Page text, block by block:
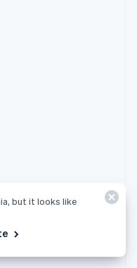
but it looks like